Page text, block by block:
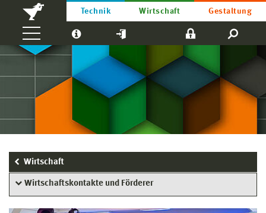
Technik Wirtschaft Gestaltung
Wirtschaft
Wirtschaftskontakte und Förderer